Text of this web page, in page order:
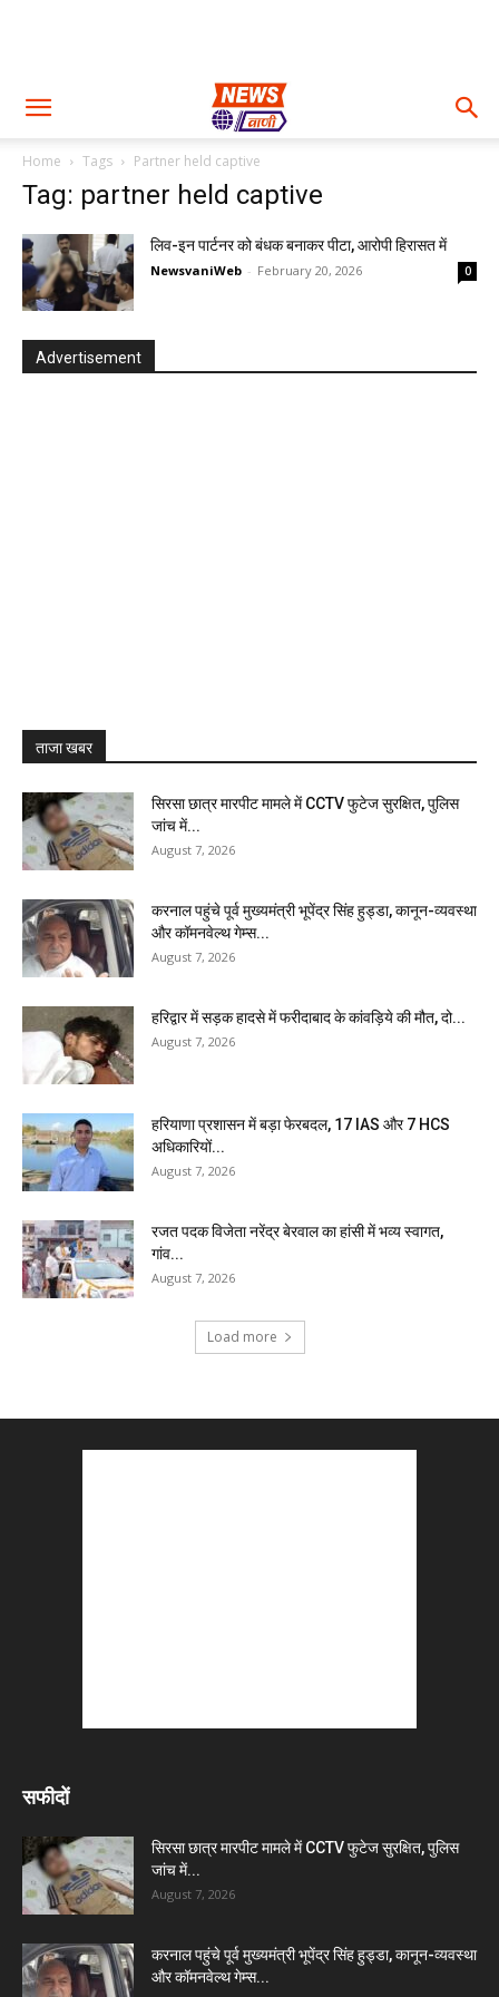
Home Tags Partner held captive
Tag: partner held captive
लिव-इन पार्टनर को बंधक बनाकर पीटा, आरोपी हिरासत में
NewsvaniWeb - February 20, 2026 0
Advertisement
ताजा खबर
सिरसा छात्र मारपीट मामले में CCTV फुटेज सुरक्षित, पुलिस
जांच में...
August 7, 2026
करनाल पहुंचे पूर्व मुख्यमंत्री भूपेंद्र सिंह हुड्डा, कानून-व्यवस्था
और कॉमनवेल्थ गेम्स...
August 7, 2026
हरिद्वार में सड़क हादसे में फरीदाबाद के कांवड़िये की मौत, दो...
August 7, 2026
हरियाणा प्रशासन में बड़ा फेरबदल, 17 IAS और 7 HCS
अधिकारियों...
August 7, 2026
रजत पदक विजेता नरेंद्र बेरवाल का हांसी में भव्य स्वागत,
गांव...
August 7, 2026
Load more
सफीदों
सिरसा छात्र मारपीट मामले में CCTV फुटेज सुरक्षित, पुलिस
जांच में...
August 7, 2026
करनाल पहुंचे पूर्व मुख्यमंत्री भूपेंद्र सिंह हुड्डा, कानून-व्यवस्था
और कॉमनवेल्थ गेम्स...